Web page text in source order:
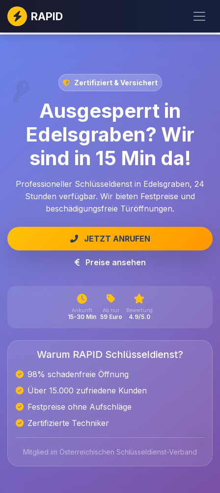
RAPID
Zertifiziert & Versichert
Ausgesperrt in
Edelsgraben? Wir
sind in 15 Min da!
Professioneller Schlüsseldienst in Edelsgraben, 24
Stunden verfügbar. Wir bieten Festpreise und
beschädigungsfreie Türöffnungen.
JETZT ANRUFEN
Preise ansehen
Ankunft
15-30 Min
Ab nur
59 Euro
Bewertung
4.9/5.0
Warum RAPID Schlüsseldienst?
98% schadenfreie Öffnung
Über 15.000 zufriedene Kunden
Festpreise ohne Aufschläge
Zertifizierte Techniker
Mitglied im Österreichischen Schlüsseldienst-Verband